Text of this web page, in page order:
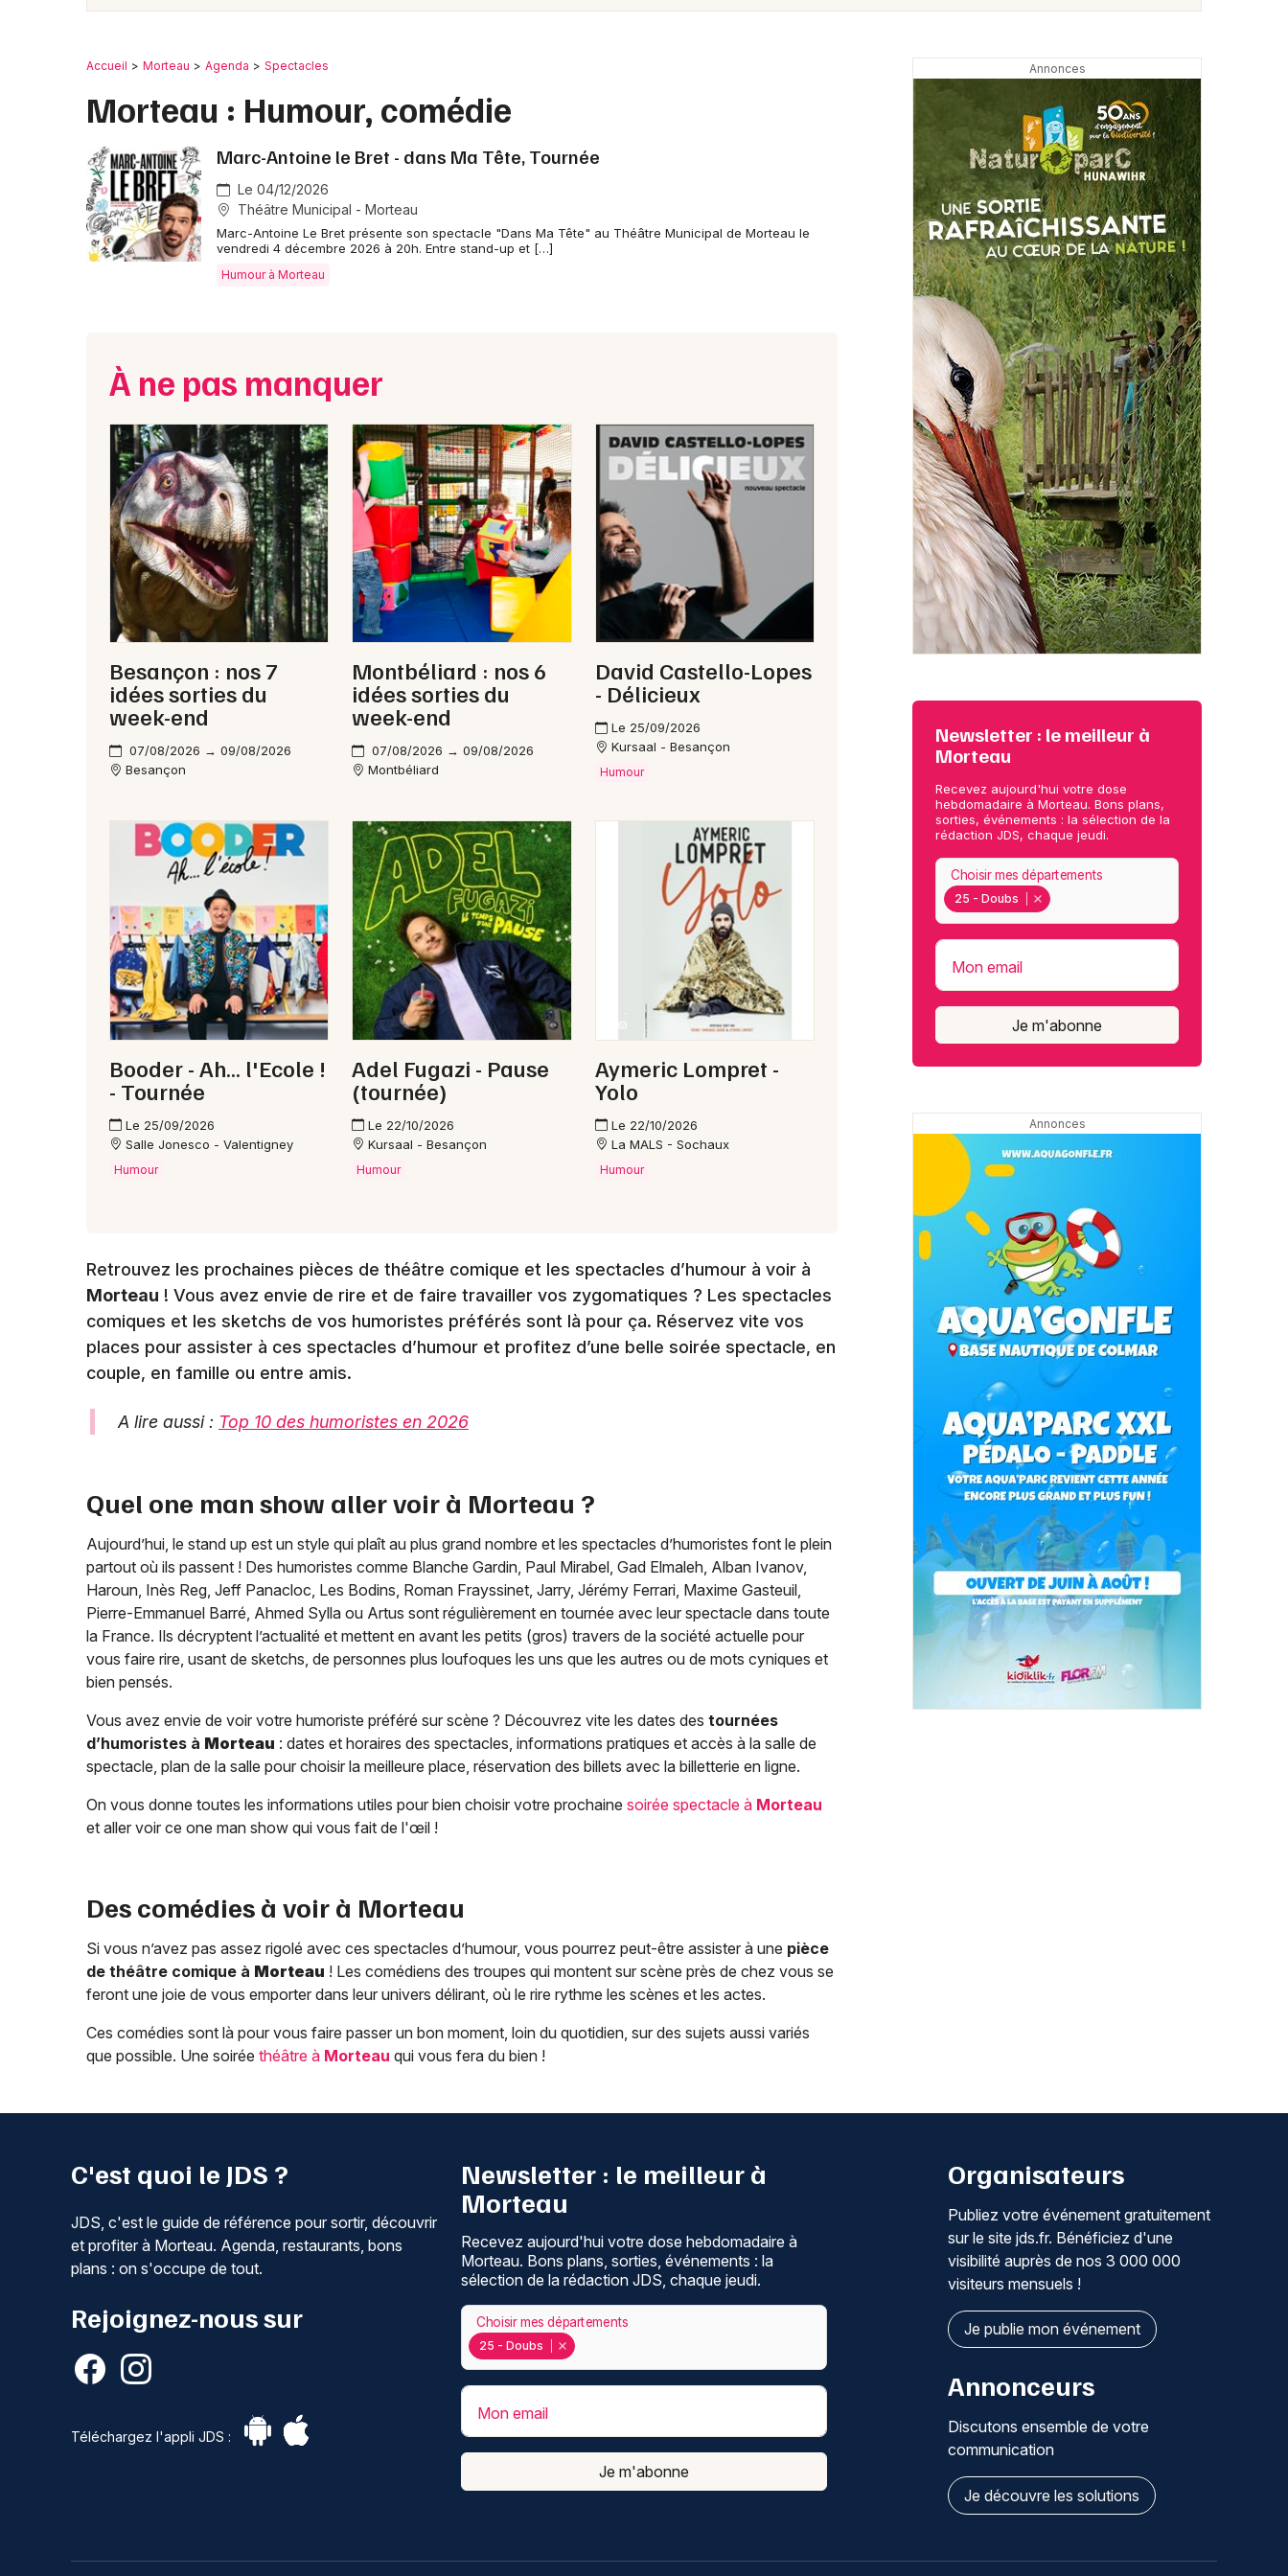
Expos
Newsletter des sorties
Artistes en tournée
Actus à Morteau
Magazine à Morteau
25 - Doubs
Choisir mes départements
Mon email
Je m'abonne
Mulhouse
Nice
Paris
Toulouse
Accueil Morteau Agenda Spectacles
Morteau : Humour, comédie
Marc-Antoine le Bret - dans Ma Tête, Tournée
Le 04/12/2026
Théâtre Municipal - Morteau
Marc-Antoine Le Bret présente son spectacle "Dans Ma Tête" au Théâtre Municipal de Morteau le
vendredi 4 décembre 2026 à 20h. Entre stand-up et […]
Humour à Morteau
À ne pas manquer
Besançon : nos 7
idées sorties du
week-end
07/08/2026 → 09/08/2026
Besançon
Montbéliard : nos 6
idées sorties du
week-end
07/08/2026 → 09/08/2026
Montbéliard
David Castello-Lopes
- Délicieux
Le 25/09/2026
Kursaal - Besançon
Humour
Booder - Ah... l'Ecole !
- Tournée
Le 25/09/2026
Salle Jonesco - Valentigney
Humour
Adel Fugazi - Pause
(tournée)
Le 22/10/2026
Kursaal - Besançon
Humour
Aymeric Lompret -
Yolo
Le 22/10/2026
La MALS - Sochaux
Humour
Retrouvez les prochaines pièces de théâtre comique et les spectacles d’humour à voir à
Morteau ! Vous avez envie de rire et de faire travailler vos zygomatiques ? Les spectacles
comiques et les sketchs de vos humoristes préférés sont là pour ça. Réservez vite vos
places pour assister à ces spectacles d’humour et profitez d’une belle soirée spectacle, en
couple, en famille ou entre amis.
A lire aussi : Top 10 des humoristes en 2026
Quel one man show aller voir à Morteau ?
Aujourd’hui, le stand up est un style qui plaît au plus grand nombre et les spectacles d’humoristes font le plein
partout où ils passent ! Des humoristes comme Blanche Gardin, Paul Mirabel, Gad Elmaleh, Alban Ivanov,
Haroun, Inès Reg, Jeff Panacloc, Les Bodins, Roman Frayssinet, Jarry, Jérémy Ferrari, Maxime Gasteuil,
Pierre-Emmanuel Barré, Ahmed Sylla ou Artus sont régulièrement en tournée avec leur spectacle dans toute
la France. Ils décryptent l’actualité et mettent en avant les petits (gros) travers de la société actuelle pour
vous faire rire, usant de sketchs, de personnes plus loufoques les uns que les autres ou de mots cyniques et
bien pensés.
Vous avez envie de voir votre humoriste préféré sur scène ? Découvrez vite les dates des tournées
d’humoristes à Morteau : dates et horaires des spectacles, informations pratiques et accès à la salle de
spectacle, plan de la salle pour choisir la meilleure place, réservation des billets avec la billetterie en ligne.
On vous donne toutes les informations utiles pour bien choisir votre prochaine soirée spectacle à Morteau
et aller voir ce one man show qui vous fait de l'œil !
Des comédies à voir à Morteau
Si vous n’avez pas assez rigolé avec ces spectacles d’humour, vous pourrez peut-être assister à une pièce
de théâtre comique à Morteau ! Les comédiens des troupes qui montent sur scène près de chez vous se
feront une joie de vous emporter dans leur univers délirant, où le rire rythme les scènes et les actes.
Ces comédies sont là pour vous faire passer un bon moment, loin du quotidien, sur des sujets aussi variés
que possible. Une soirée théâtre à Morteau qui vous fera du bien !
Newsletter : le meilleur à
Morteau
Recevez aujourd'hui votre dose
hebdomadaire à Morteau. Bons plans,
sorties, événements : la sélection de la
rédaction JDS, chaque jeudi.
25 - Doubs
Choisir mes départements
Mon email
Je m'abonne
C'est quoi le JDS ?
JDS, c'est le guide de référence pour sortir, découvrir
et profiter à Morteau. Agenda, restaurants, bons
plans : on s'occupe de tout.
Rejoignez-nous sur
Téléchargez l'appli JDS :
Newsletter : le meilleur à
Morteau
Recevez aujourd'hui votre dose hebdomadaire à
Morteau. Bons plans, sorties, événements : la
sélection de la rédaction JDS, chaque jeudi.
25 - Doubs
Choisir mes départements
Mon email
Je m'abonne
Organisateurs
Publiez votre événement gratuitement
sur le site jds.fr. Bénéficiez d'une
visibilité auprès de nos 3 000 000
visiteurs mensuels !
Je publie mon événement
Annonceurs
Discutons ensemble de votre
communication
Je découvre les solutions